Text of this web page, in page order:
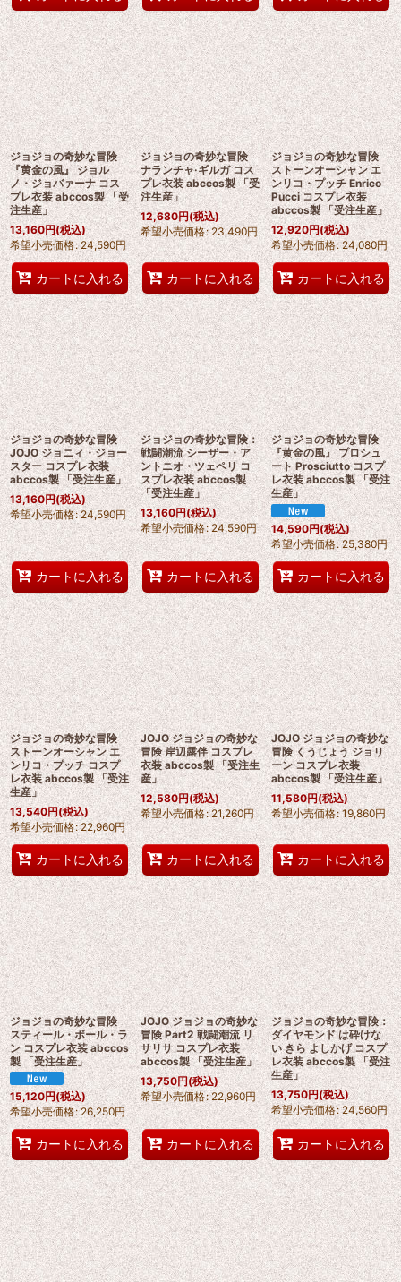
ジョジョの奇妙な冒険
『黄金の風』 ジョル
ノ・ジョバァーナ コス
プレ衣装 abccos製 「受
注生産」
13,160円(税込)
希望小売価格: 24,590円
カートに入れる
ジョジョの奇妙な冒険
ナランチャ·ギルガ コス
プレ衣装 abccos製 「受
注生産」
12,680円(税込)
希望小売価格: 23,490円
カートに入れる
ジョジョの奇妙な冒険
ストーンオーシャン エ
ンリコ・プッチ Enrico
Pucci コスプレ衣装
abccos製 「受注生産」
12,920円(税込)
希望小売価格: 24,080円
カートに入れる
ジョジョの奇妙な冒険
JOJO ジョニィ・ジョー
スター コスプレ衣装
abccos製 「受注生産」
13,160円(税込)
希望小売価格: 24,590円
カートに入れる
ジョジョの奇妙な冒険：
戦闘潮流 シーザー・ア
ントニオ・ツェペリ コ
スプレ衣装 abccos製
「受注生産」
13,160円(税込)
希望小売価格: 24,590円
カートに入れる
ジョジョの奇妙な冒険
『黄金の風』 プロシュ
ート Prosciutto コスプ
レ衣装 abccos製 「受注
生産」
14,590円(税込)
希望小売価格: 25,380円
カートに入れる
ジョジョの奇妙な冒険
ストーンオーシャン エ
ンリコ・プッチ コスプ
レ衣装 abccos製 「受注
生産」
13,540円(税込)
希望小売価格: 22,960円
カートに入れる
JOJO ジョジョの奇妙な
冒険 岸辺露伴 コスプレ
衣装 abccos製 「受注生
産」
12,580円(税込)
希望小売価格: 21,260円
カートに入れる
JOJO ジョジョの奇妙な
冒険 くうじょう ジョリ
ーン コスプレ衣装
abccos製 「受注生産」
11,580円(税込)
希望小売価格: 19,860円
カートに入れる
ジョジョの奇妙な冒険
スティール・ボール・ラ
ン コスプレ衣装 abccos
製 「受注生産」
15,120円(税込)
希望小売価格: 26,250円
カートに入れる
JOJO ジョジョの奇妙な
冒険 Part2 戦闘潮流 リ
サリサ コスプレ衣装
abccos製 「受注生産」
13,750円(税込)
希望小売価格: 22,960円
カートに入れる
ジョジョの奇妙な冒険：
ダイヤモンド は砕けな
い きら よしかげ コスプ
レ衣装 abccos製 「受注
生産」
13,750円(税込)
希望小売価格: 24,560円
カートに入れる